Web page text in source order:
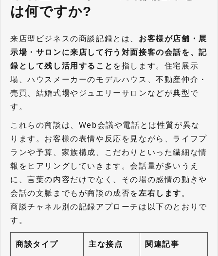
は何ですか?
来店型ビジネスの商談記録とは、 お客様が店舗・展
示場・サロンに来店して行う対面接客の会話を、記
録として残し活用すること を指します。住宅展示
場、ハウスメーカーのモデルハウス、不動産仲介・
売買、結婚式場やジュエリーサロンなどが典型で
す。
これらの商談は、Web会議や電話とは性質が異な
ります。お客様の表情や反応を見ながら、ライフプ
ランや予算、家族構成、こだわりといった繊細な情
報をヒアリングしていきます。会話量が多いうえ
に、言葉の内容だけでなく、その場の感情の動きや
会話の文脈までもが商談の成否を左右します 。
商談チャネル別の記録アプローチは以下のとおりで
す。
商談タイプ 主な接点 関連記事